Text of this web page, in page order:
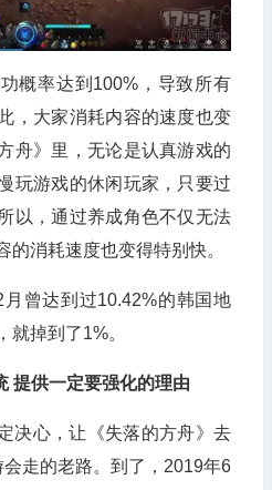
概率达到100%，导致所有
，大家消耗内容的速度也变
舟》里，无论是认真游戏的
玩游戏的休闲玩家，只要过
以，通过养成角色不仅无法
的消耗速度也变得特别快。
曾达到过10.42%的韩国地
就掉到了1%。
提供一定要强化的理由
决心，让《失落的方舟》去
走的老路。到了，2019年6